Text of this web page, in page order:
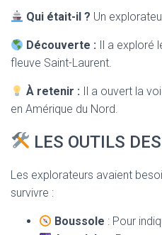
Qui était-il ? Un
Découverte : Il a exploré
fleuve Saint-Laurent.
À retenir : Il a ouvert la
en Amérique du Nord.
LES OUTILS
Les explorateurs avaient
survivre :
Boussole : Pour